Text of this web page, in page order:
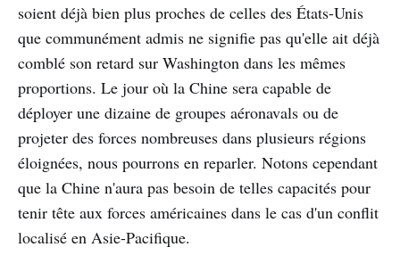
soient déjà bien plus proches de celles des États-Unis
que communément admis ne signifie pas qu'elle ait déjà
comblé son retard sur Washington dans les mêmes
proportions. Le jour où la Chine sera capable de
déployer une dizaine de groupes aéronavals ou de
projeter des forces nombreuses dans plusieurs régions
éloignées, nous pourrons en reparler. Notons cependant
que la Chine n'aura pas besoin de telles capacités pour
tenir tête aux forces américaines dans le cas d'un conflit
localisé en Asie-Pacifique.